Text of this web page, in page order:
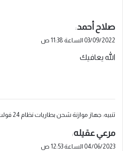
ي
ق
ل
صلاح أحمد:
03/09/2022 الساعة 11:38 ص
الله يعافيك
تنبيه: جهاز موازنة شحن بطاريات نظام 24 فولت - فولتيات
ي
ق
مرعي عقيله:
04/06/2023 الساعة 12:53 ص